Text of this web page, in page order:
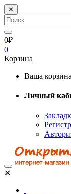
✕
0₽
0
Корзина
Ваша
Личный
✕